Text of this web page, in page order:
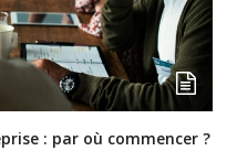
: par où commencer ?